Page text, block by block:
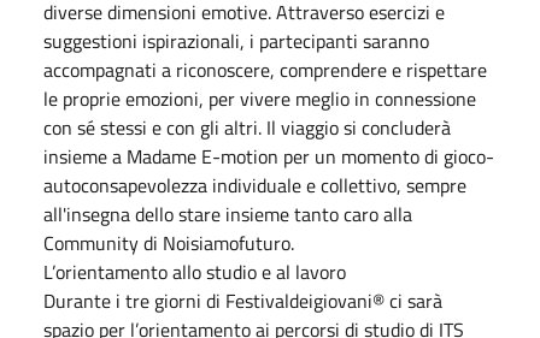
diverse dimensioni emotive. Attraverso esercizi e
suggestioni ispirazionali, i partecipanti saranno
accompagnati a riconoscere, comprendere e rispettare
le proprie emozioni, per vivere meglio in connessione
con sé stessi e con gli altri. Il viaggio si concluderà
insieme a Madame E-motion per un momento di gioco-
autoconsapevolezza individuale e collettivo, sempre
all'insegna dello stare insieme tanto caro alla
Community di Noisiamofuturo.
L’orientamento allo studio e al lavoro
Durante i tre giorni di Festivaldeigiovani® ci sarà
spazio per l’orientamento ai percorsi di studio di ITS